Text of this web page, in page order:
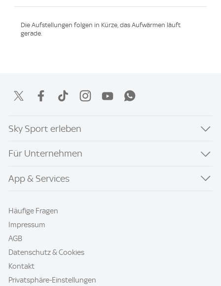
Die Aufstellungen folgen in Kürze, das Aufwärmen läuft
gerade.
Sky Sport erleben
Für Unternehmen
App & Services
Häufige Fragen
Impressum
AGB
Datenschutz & Cookies
Kontakt
Privatsphäre-Einstellungen